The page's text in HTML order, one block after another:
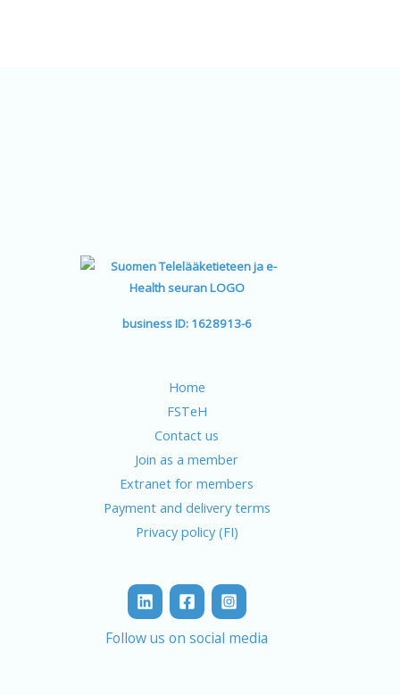
business ID: 1628913-6
Home
FSTeH
Contact us
Join as a member
Extranet for members
Payment and delivery terms
Privacy policy (FI)
Follow us on social media